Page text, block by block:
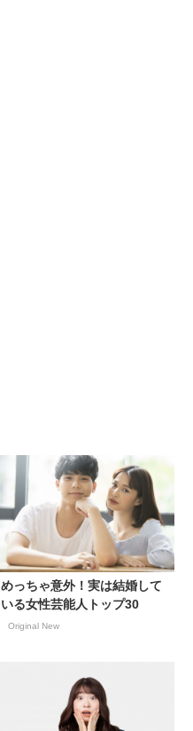
めっちゃ意外！実は結婚して
いる女性芸能人トップ30
Original New